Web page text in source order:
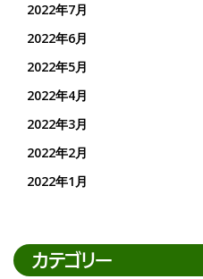
2022年7月
2022年6月
2022年5月
2022年4月
2022年3月
2022年2月
2022年1月
カテゴリー